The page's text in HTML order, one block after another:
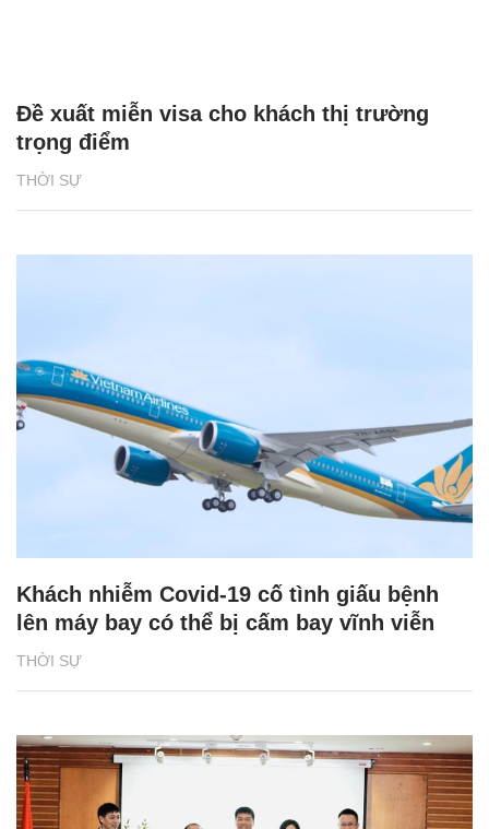
THỜI SỰ
Đề xuất miễn visa cho khách thị trường
trọng điểm
THỜI SỰ
Khách nhiễm Covid-19 cố tình giấu bệnh
lên máy bay có thể bị cấm bay vĩnh viễn